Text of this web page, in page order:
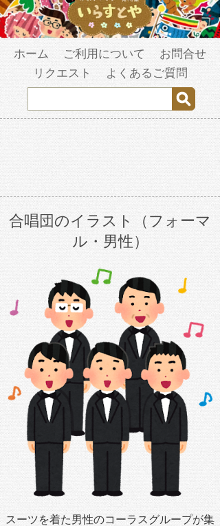
ホーム ご利用について
お問合せ
リクエスト
よくあるご質問
合唱団のイラスト（フォーマ
ル・男性）
スーツを着た男性のコーラスグループが集